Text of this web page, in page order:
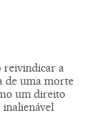
reivindicar a
de uma morte
um direito
inalienável